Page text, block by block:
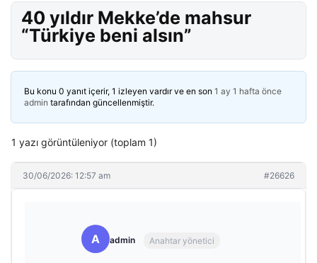
40 yıldır Mekke’de mahsur
“Türkiye beni alsın”
Bu konu 0 yanıt içerir, 1 izleyen vardır ve en son 1 ay 1 hafta önce
admin tarafından güncellenmiştir.
1 yazı görüntüleniyor (toplam 1)
30/06/2026: 12:57 am #26626
A admin Anahtar yönetici